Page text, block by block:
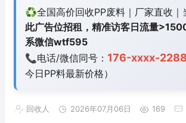
♻️全国高价回收PP废料｜厂家直收｜
此广告位招租，精准访客日流量
系微信wtf595
📞电话/微信同号： 176-xxxx-2288
今日PP料最新价格）
回收人 2026年07月06日 169